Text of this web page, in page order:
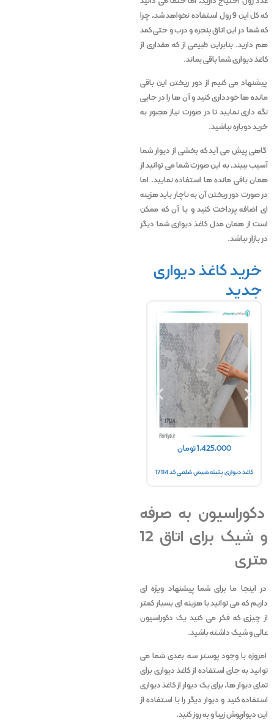
که کل این 9 رول استفاده نخواهد شد، چرا
که شما در این اتاق پنجره و درب و حتی کمد
هم دارید. بنابراین طبیعی از که مقداری از
کاغذ دیواری شما باقی بماند.
پیشنهاد می کنیم از دور ریختن این باقی
مانده ها خودداری کنید و آن ها را در جایی
نگه داری نمایید تا در صورت نیاز مجبور به
خرید دوباره نباشید.
گاهی پیش می آید که بخشی از دیوار شما
آسیب ببیند، به این صورت شما می توانید از
همان باقی مانده ها استفاده نمایید. اما
در صورت دور ریختن آن به ناچار باید هزینه
ای اضافه پرداخت کنید و یا آن که ممکن
است از همان مدل کاغذ دیواری شما دیگر
در بازار نباشد.
خرید کاغذ دیواری
جدید
1,425,000تومان
کاغذ دیواری پتینه شیش ضلعی کد 17114
دکوراسیون به صرفه
و شیک برای اتاق 12
متری
در اینجا ما برای شما پیشنهاد ویژه ای
داریم که می توانید با هزینه ای بسیار کمتر
از چیزی که فکر می کنید یک دکوراسیون
عالی و شیک داشته باشید.
امروزه با وجود پوستر سه بعدی شما می
توانید به جای استفاده از کاغذ دیواری برای
تمای دیوار ها، برای یک دیوار از کاغذ دیواری
استفاده کنید و دیوار دیگر را با استفاده از
این دیوارپوش زیبا و به روز کنید.